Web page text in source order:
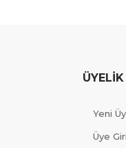
ÜYELİK
Yeni
Üye